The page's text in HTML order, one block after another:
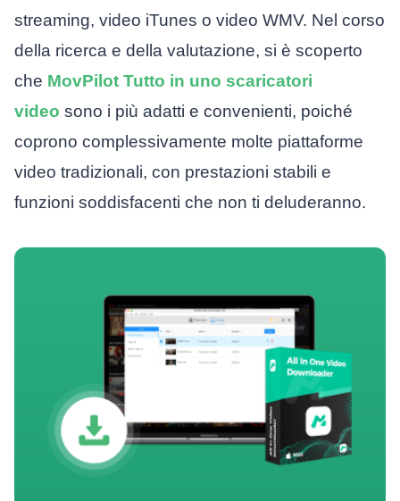
streaming, video iTunes o video WMV. Nel corso
della ricerca e della valutazione, si è scoperto
che MovPilot Tutto in uno scaricatori
video sono i più adatti e convenienti, poiché
coprono complessivamente molte piattaforme
video tradizionali, con prestazioni stabili e
funzioni soddisfacenti che non ti deluderanno.